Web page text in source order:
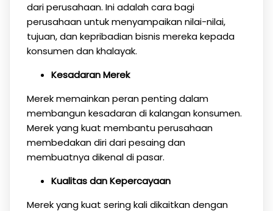
dari perusahaan. Ini adalah cara bagi
perusahaan untuk menyampaikan nilai-nilai,
tujuan, dan kepribadian bisnis mereka kepada
konsumen dan khalayak.
Kesadaran Merek
Merek memainkan peran penting dalam
membangun kesadaran di kalangan konsumen.
Merek yang kuat membantu perusahaan
membedakan diri dari pesaing dan
membuatnya dikenal di pasar.
Kualitas dan Kepercayaan
Merek yang kuat sering kali dikaitkan dengan